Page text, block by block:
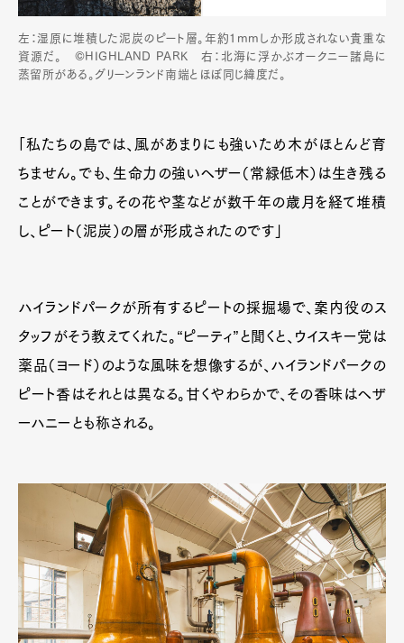
左：湿原に堆積した泥炭のピート層。年約1mmしか形成されない貴重な
資源だ。 ©HIGHLAND PARK 右：北海に浮かぶオークニー諸島に
蒸留所がある。グリーンランド南端とほぼ同じ緯度だ。
「私たちの島では、風があまりにも強いため木がほとんど育
ちません。でも、生命力の強いヘザー（常緑低木）は生き残る
ことができます。その花や茎などが数千年の歳月を経て堆積
し、ピート（泥炭）の層が形成されたのです」
ハイランドパークが所有するピートの採掘場で、案内役のス
タッフがそう教えてくれた。“ピーティ”と聞くと、ウイスキー党は
薬品（ヨード）のような風味を想像するが、ハイランドパークの
ピート香はそれとは異なる。甘くやわらかで、その香味はヘザ
ーハニーとも称される。